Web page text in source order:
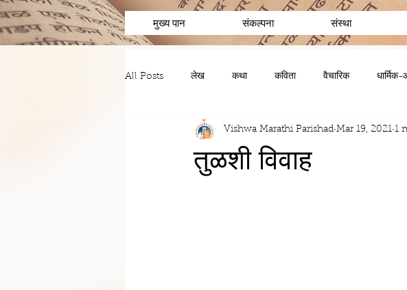
मुख्य पान संकल्पना संस्था
All Posts लेख कथा कविता वैचारिक धार्मिक-
चरित्र/व्यक्तीविशेष अनुभव/आठवणी
तुळशी विवाह
Vishwa Marathi Parishad Mar 19, 2021 1